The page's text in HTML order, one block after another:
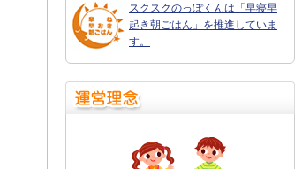
スクスクのっぽくんは「早寝早
起き朝ごはん」を推進していま
す。